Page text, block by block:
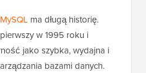
MySQLma długą historię.
w 1995 roku i
jako szybka, wydajna i